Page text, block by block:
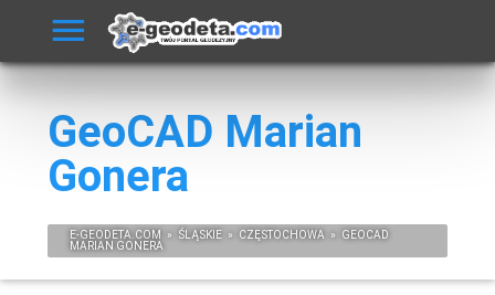
GeoCAD Marian
Gonera
E-GEODETA.COM » ŚLĄSKIE » CZĘSTOCHOWA » GEOCAD
MARIAN GONERA